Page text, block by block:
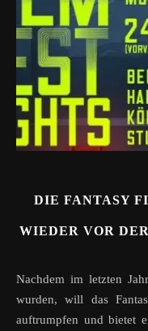
DIE FANTASY
WIEDER VOR
Nachdem im letzten Jahr die Filmfestivals stark eingeschränkt
wurden, will das
auftrumpfen und bietet